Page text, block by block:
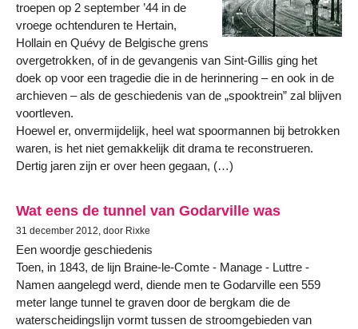
troepen op 2 september ’44 in de
vroege ochtenduren te Hertain,
Hollain en Quévy de Belgische grens
overgetrokken, of in de gevangenis van Sint-Gillis ging het
doek op voor een tragedie die in de herinnering – en ook in de
archieven – als de geschiedenis van de „spooktrein” zal blijven
voortleven.
Hoewel er, onvermijdelijk, heel wat spoormannen bij betrokken
waren, is het niet gemakkelijk dit drama te reconstrueren.
Dertig jaren zijn er over heen gegaan, (…)
Wat eens de tunnel van Godarville was
31 december 2012, door Rixke
Een woordje geschiedenis
Toen, in 1843, de lijn Braine-le-Comte - Manage - Luttre -
Namen aangelegd werd, diende men te Godarville een 559
meter lange tunnel te graven door de bergkam die de
waterscheidingslijn vormt tussen de stroomgebieden van